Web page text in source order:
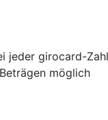
jeder girocard-
möglich